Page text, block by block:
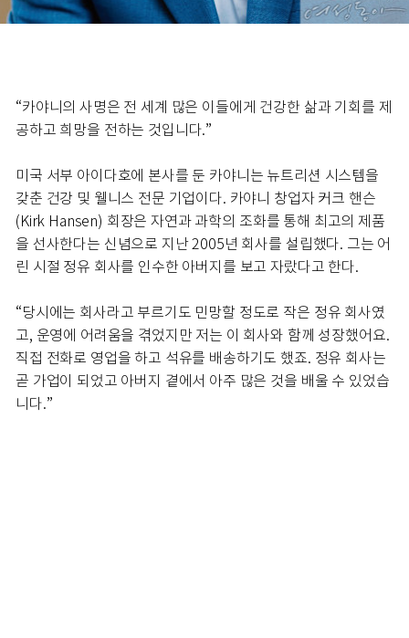
“카야니의 사명은 전 세계 많은 이들에게 건강한 삶과 기회를 제
공하고 희망을 전하는 것입니다.”
미국 서부 아이다호에 본사를 둔 카야니는 뉴트리션 시스템을
갖춘 건강 및 웰니스 전문 기업이다. 카야니 창업자 커크 핸슨
(Kirk Hansen) 회장은 자연과 과학의 조화를 통해 최고의 제품
을 선사한다는 신념으로 지난 2005년 회사를 설립했다. 그는 어
린 시절 정유 회사를 인수한 아버지를 보고 자랐다고 한다.
“당시에는 회사라고 부르기도 민망할 정도로 작은 정유 회사였
고, 운영에 어려움을 겪었지만 저는 이 회사와 함께 성장했어요.
직접 전화로 영업을 하고 석유를 배송하기도 했죠. 정유 회사는
곧 가업이 되었고 아버지 곁에서 아주 많은 것을 배울 수 있었습
니다.”